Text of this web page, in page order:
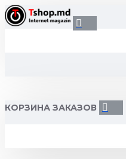
КОРЗИНА ЗАКАЗОВ